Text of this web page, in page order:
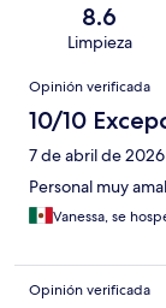
8.6
Limpieza
Opiniones
Opinión verificada
10/10
7 de abril de 2026
Personal muy
Vanessa, se
Opinión verificada